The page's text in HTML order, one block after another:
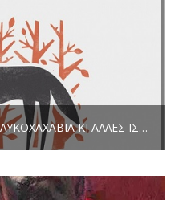
ΚΏΣΤΑΣ ΜΠΑΡΜΠΆΤΣΗΣ ‘ΛΥΚΟΧΑΧΑΒΙΆ ΚΙ ΆΛΛΕΣ ΙΣΤΟΡΊΕΣ’ * ΚΡΙΤΙΚΉ